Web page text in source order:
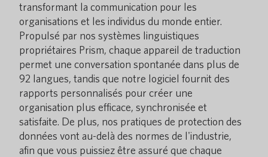
transformant la communication pour les
organisations et les individus du monde entier.
Propulsé par nos systèmes linguistiques
propriétaires Prism, chaque appareil de traduction
permet une conversation spontanée dans plus de
92 langues, tandis que notre logiciel fournit des
rapports personnalisés pour créer une
organisation plus efficace, synchronisée et
satisfaite. De plus, nos pratiques de protection des
données vont au-delà des normes de l'industrie,
afin que vous puissiez être assuré que chaque